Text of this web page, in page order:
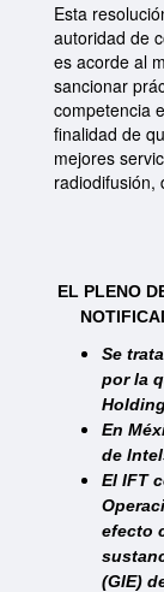
Esta
autoridad de
es acorde al
sancionar
competencia
finalidad de
mejores
radiodifusión,
EL PLENO
Se
por la
En
de
El IFT
efecto
(GIE)